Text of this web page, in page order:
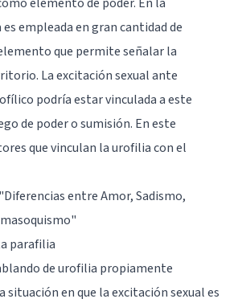
empleada en gran cantidad de
que permite señalar la
La excitación sexual ante
podría estar vinculada a este
de poder o sumisión. En este
que vinculan la urofilia con el
Diferencias entre Amor, Sadismo,
"
parafilia
de urofilia propiamente
situación en que la excitación sexual es